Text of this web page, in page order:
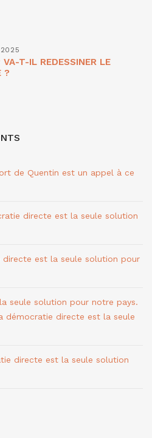
VA-T-IL REDESSINER LE
?
de Quentin est un appel à ce
directe est la seule solution
directe est la seule solution pour
seule solution pour notre pays.
démocratie directe est la seule
directe est la seule solution